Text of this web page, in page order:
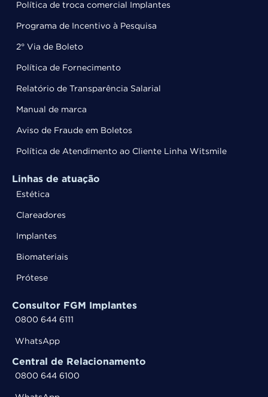
Política de troca comercial Implantes
Programa de Incentivo à Pesquisa
2° Via de Boleto
Política de Fornecimento
Relatório de Transparência Salarial
Manual de marca
Aviso de Fraude em Boletos
Política de Atendimento ao Cliente Linha Witsmile
Linhas de atuação
Estética
Clareadores
Implantes
Biomateriais
Prótese
Consultor FGM Implantes
0800 644 6111
WhatsApp
Central de Relacionamento
0800 644 6100